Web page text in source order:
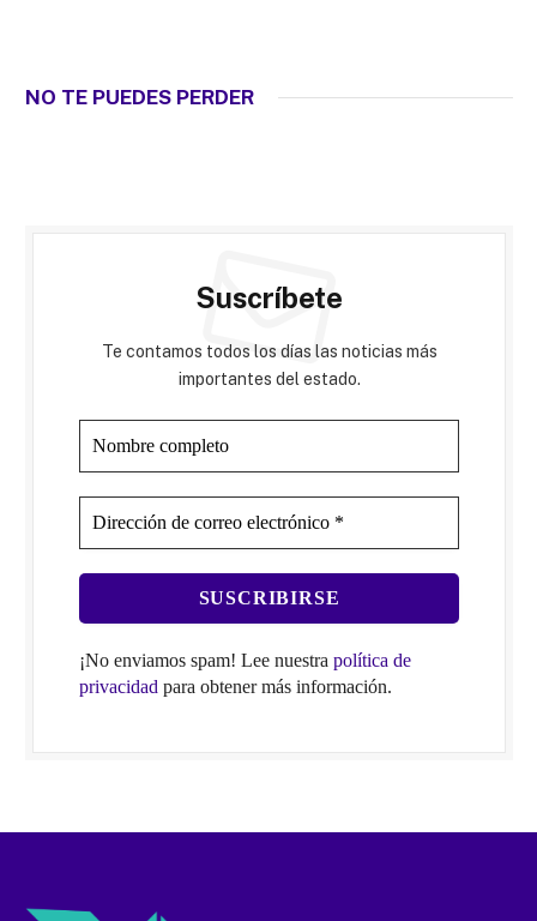
NO TE PUEDES PERDER
Suscríbete
Te contamos todos los días las noticias más
importantes del estado.
¡No enviamos spam! Lee nuestra política de
privacidad para obtener más información.